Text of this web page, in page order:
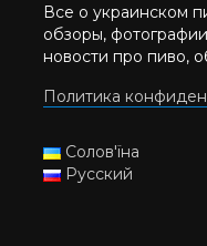
Все о украинском
обзоры,
новости про пиво,
Политика
Солов'їна
Русский